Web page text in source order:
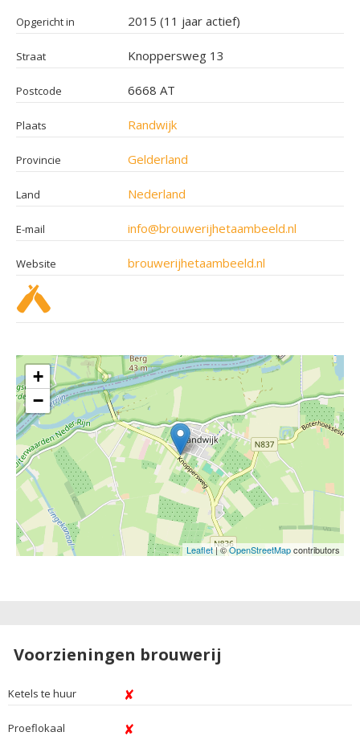
Opgericht in 2015 (11 jaar actief)
Straat Knoppersweg 13
Postcode 6668 AT
Plaats Randwijk
Provincie Gelderland
Land Nederland
E-mail info@brouwerijhetaambeeld.nl
Website brouwerijhetaambeeld.nl
+
−
Leaflet| ©OpenStreetMapcontributors
Voorzieningen brouwerij
Ketels te huur
Proeflokaal